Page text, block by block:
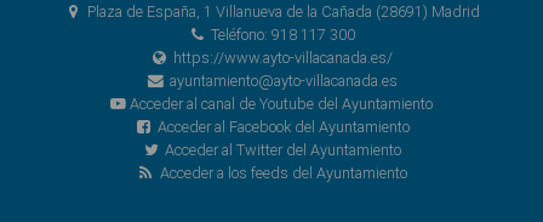
Plaza de España, 1 Villanueva de la Cañada (28691) Madrid
Teléfono: 918 117 300
https://www.ayto-villacanada.es/
ayuntamiento@ayto-villacanada.es
Acceder al canal de Youtube del Ayuntamiento
Acceder al Facebook del Ayuntamiento
Acceder al Twitter del Ayuntamiento
Acceder a los feeds del Ayuntamiento